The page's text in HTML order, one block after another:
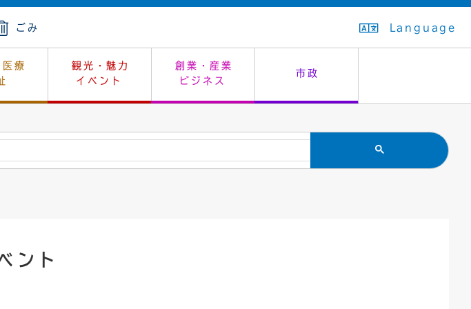
ごみ Language
医療
観光・魅力
イベント
創業・産業
ビジネス
市政
上下水道 生活排水
消費生活 市民安全
住所変更
生涯学習 教育委員会
幼稚園一覧 入学式・卒業式
休日当番医 救急・夜間診療
感染症
レジャー・スポーツ 施設予約（まつぼっくり）
イフ はたちの集い
土地 指定管理者制度
環境対策 公共事業の技術監理
市長の部屋 議会
選挙 オープンデータ
監査
ント